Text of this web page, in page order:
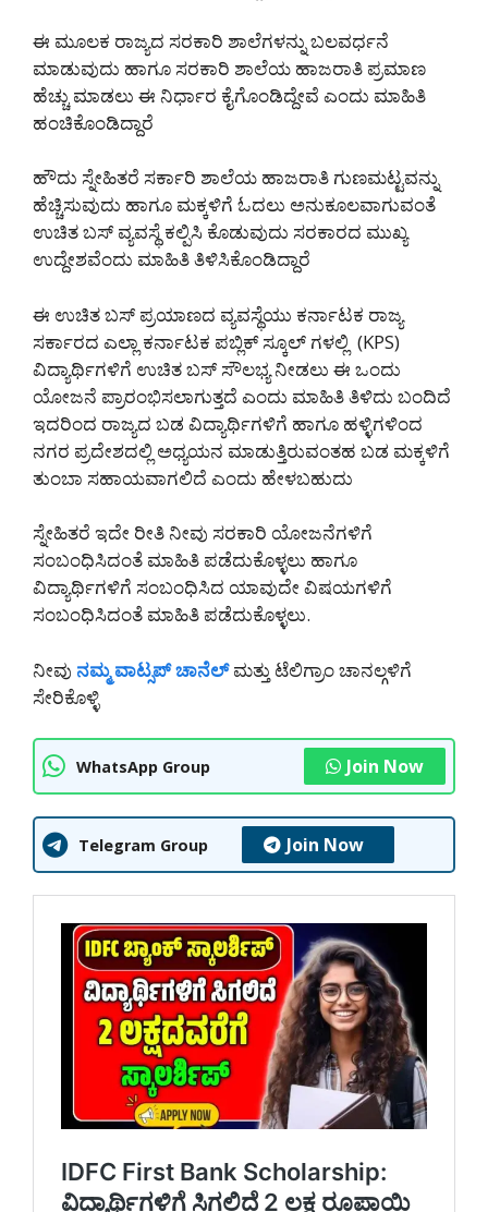
ಈ ಮೂಲಕ ರಾಜ್ಯದ ಸರಕಾರಿ ಶಾಲೆಗಳನ್ನು ಬಲವರ್ಧನೆ
ಮಾಡುವುದು ಹಾಗೂ ಸರಕಾರಿ ಶಾಲೆಯ ಹಾಜರಾತಿ ಪ್ರಮಾಣ
ಹೆಚ್ಚು ಮಾಡಲು ಈ ನಿರ್ಧಾರ ಕೈಗೊಂಡಿದ್ದೇವೆ ಎಂದು ಮಾಹಿತಿ
ಹಂಚಿಕೊಂಡಿದ್ದಾರೆ
ಹೌದು ಸ್ನೇಹಿತರೆ ಸರ್ಕಾರಿ ಶಾಲೆಯ ಹಾಜರಾತಿ ಗುಣಮಟ್ಟವನ್ನು
ಹೆಚ್ಚಿಸುವುದು ಹಾಗೂ ಮಕ್ಕಳಿಗೆ ಓದಲು ಅನುಕೂಲವಾಗುವಂತೆ
ಉಚಿತ ಬಸ್ ವ್ಯವಸ್ಥೆ ಕಲ್ಪಿಸಿ ಕೊಡುವುದು ಸರಕಾರದ ಮುಖ್ಯ
ಉದ್ದೇಶವೆಂದು ಮಾಹಿತಿ ತಿಳಿಸಿಕೊಂಡಿದ್ದಾರೆ
ಈ ಉಚಿತ ಬಸ್ ಪ್ರಯಾಣದ ವ್ಯವಸ್ಥೆಯು ಕರ್ನಾಟಕ ರಾಜ್ಯ
ಸರ್ಕಾರದ ಎಲ್ಲಾ ಕರ್ನಾಟಕ ಪಬ್ಲಿಕ್ ಸ್ಕೂಲ್ ಗಳಲ್ಲಿ (KPS)
ವಿದ್ಯಾರ್ಥಿಗಳಿಗೆ ಉಚಿತ ಬಸ್ ಸೌಲಭ್ಯ ನೀಡಲು ಈ ಒಂದು
ಯೋಜನೆ ಪ್ರಾರಂಭಿಸಲಾಗುತ್ತದೆ ಎಂದು ಮಾಹಿತಿ ತಿಳಿದು ಬಂದಿದೆ
ಇದರಿಂದ ರಾಜ್ಯದ ಬಡ ವಿದ್ಯಾರ್ಥಿಗಳಿಗೆ ಹಾಗೂ ಹಳ್ಳಿಗಳಿಂದ
ನಗರ ಪ್ರದೇಶದಲ್ಲಿ ಅಧ್ಯಯನ ಮಾಡುತ್ತಿರುವಂತಹ ಬಡ ಮಕ್ಕಳಿಗೆ
ತುಂಬಾ ಸಹಾಯವಾಗಲಿದೆ ಎಂದು ಹೇಳಬಹುದು
ಸ್ನೇಹಿತರೆ ಇದೇ ರೀತಿ ನೀವು ಸರಕಾರಿ ಯೋಜನೆಗಳಿಗೆ
ಸಂಬಂಧಿಸಿದಂತೆ ಮಾಹಿತಿ ಪಡೆದುಕೊಳ್ಳಲು ಹಾಗೂ
ವಿದ್ಯಾರ್ಥಿಗಳಿಗೆ ಸಂಬಂಧಿಸಿದ ಯಾವುದೇ ವಿಷಯಗಳಿಗೆ
ಸಂಬಂಧಿಸಿದಂತೆ ಮಾಹಿತಿ ಪಡೆದುಕೊಳ್ಳಲು.
ನೀವು ನಮ್ಮ ವಾಟ್ಸಪ್ ಚಾನೆಲ್ಮತ್ತು ಟೆಲಿಗ್ರಾಂ ಚಾನಲ್ಗಳಿಗೆ
ಸೇರಿಕೊಳ್ಳಿ
WhatsApp Group Join Now
Telegram Group Join Now